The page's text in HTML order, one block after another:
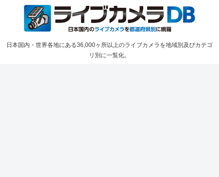
日本国内・世界各地にある36,000ヶ所以上のライブカメラを地域別及びカテゴ
リ別に一覧化。